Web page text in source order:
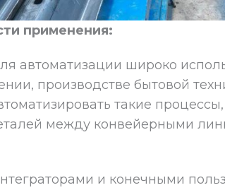
применения:
автоматизации широко
производстве бытовой
такие процессы,
между конвейерными
и конечными